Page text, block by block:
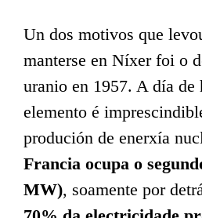
Un dos motivos que
manterse en Níxer foi o
uranio en 1957. A día de
elemento é
produción de enerxía
Francia ocupa o
MW), soamente por